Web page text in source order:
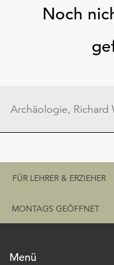
Noch
Schnellzugriff
FÜR LEHRER & ERZIEHER
MONTAGS GEÖFFNET
Menü